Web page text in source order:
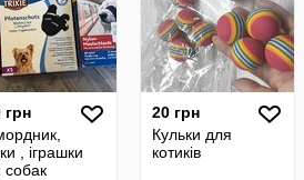
грн
, іграшки
собак
20 грн
Кульки для
котиків